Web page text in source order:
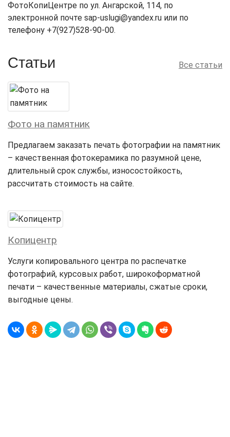
ФотоКопиЦентре по ул. Ангарской, 114, по
электронной почте sap-uslugi@yandex.ru или по
телефону +7(927)528-90-00.
Статьи Все статьи
Фото на памятник
Предлагаем заказать печать фотографии на памятник
– качественная фотокерамика по разумной цене,
длительный срок службы, износостойкость,
рассчитать стоимость на сайте.
Копицентр
Услуги копировального центра по распечатке
фотографий, курсовых работ, широкоформатной
печати – качественные материалы, сжатые сроки,
выгодные цены.